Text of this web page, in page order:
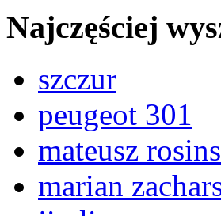
Najczęściej
szczur
peugeot 301
mateusz
marian